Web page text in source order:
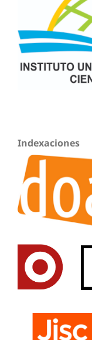
Indexaciones